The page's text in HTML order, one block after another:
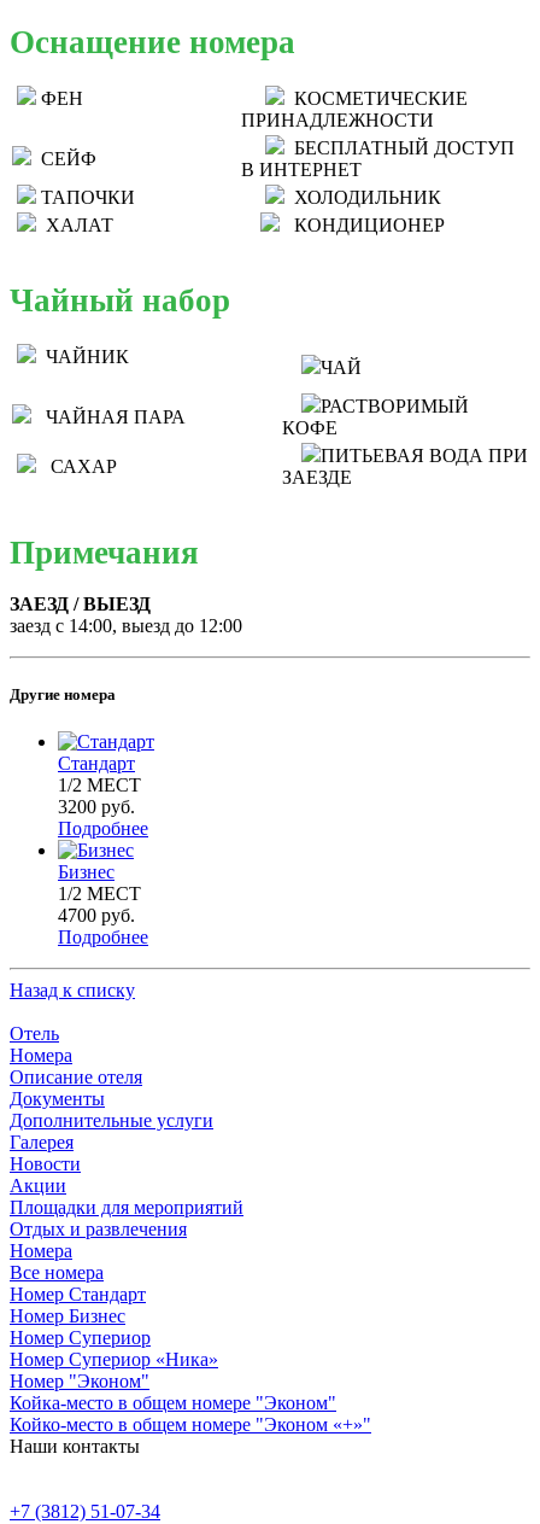
Оснащение номера
ФЕН
КОСМЕТИЧЕСКИЕ
ПРИНАДЛЕЖНОСТИ
СЕЙФ
БЕСПЛАТНЫЙ ДОСТУП
В ИНТЕРНЕТ
ТАПОЧКИ
ХОЛОДИЛЬНИК
ХАЛАТ
КОНДИЦИОНЕР
Чайный набор
ЧАЙНИК
ЧАЙ
ЧАЙНАЯ ПАРА
РАСТВОРИМЫЙ
КОФЕ
САХАР
ПИТЬЕВАЯ ВОДА ПРИ
ЗАЕЗДЕ
Примечания
ЗАЕЗД / ВЫЕЗД
заезд с 14:00, выезд до 12:00
Другие номера
Стандарт
1/2 МЕСТ
3200 руб.
Подробнее
Бизнес
1/2 МЕСТ
4700 руб.
Подробнее
Назад к списку
Отель
Номера
Описание отеля
Документы
Дополнительные услуги
Галерея
Новости
Акции
Площадки для мероприятий
Отдых и развлечения
Номера
Все номера
Номер Стандарт
Номер Бизнес
Номер Супериор
Номер Супериор «Ника»
Номер "Эконом"
Койка-место в общем номере "Эконом"
Койко-место в общем номере "Эконом «+»"
Наши контакты
+7 (3812) 51-07-34